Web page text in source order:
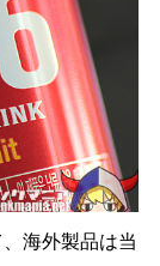
海外製品は当